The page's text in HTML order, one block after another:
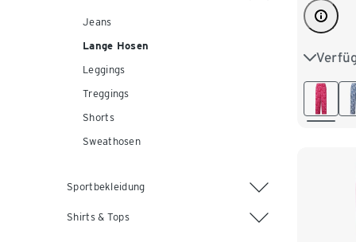
Jeans
Lange Hosen
Leggings
Treggings
Shorts
Sweathosen
Sportbekleidung
Shirts & Tops
S 36/38
L 44/46